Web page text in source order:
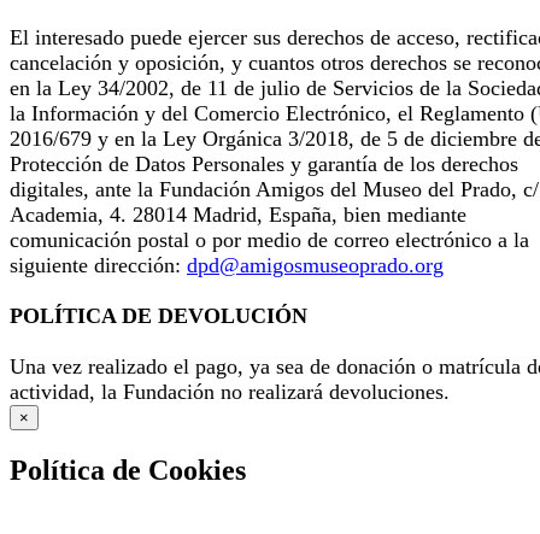
El interesado puede ejercer sus derechos de acceso,
cancelación y oposición, y cuantos otros derechos se
en la Ley 34/2002, de 11 de julio de Servicios de la
la Información y del Comercio Electrónico, el Reglamento
2016/679 y en la Ley Orgánica 3/2018, de 5 de diciembre
Protección de Datos Personales y garantía de los derechos
digitales, ante la Fundación Amigos del Museo del Prado,
Academia, 4. 28014 Madrid, España, bien mediante
comunicación postal o por medio de correo electrónico a la
siguiente dirección: dpd@amigosmuseoprado.org
POLÍTICA DE DEVOLUCIÓN
Una vez realizado el pago, ya sea de donación o matrícula
actividad, la Fundación no realizará devoluciones.
×
Política de Cookies